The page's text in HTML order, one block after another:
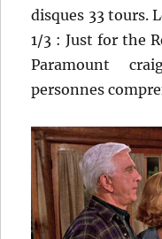
disques 33 tours.
1/3 : Just for the
Paramount
personnes